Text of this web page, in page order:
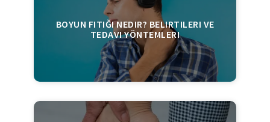
BOYUN FITIĞI NEDIR? BELIRTILERI VE
TEDAVI YÖNTEMLERI